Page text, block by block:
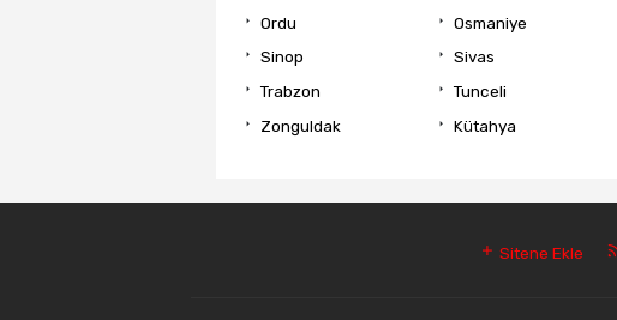
Ordu
Osmaniye
Sinop
Sivas
Trabzon
Tunceli
Zonguldak
Kütahya
Sitene Ekle